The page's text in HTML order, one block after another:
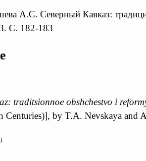
А.С. Северный Кавказ:
С. 182-183
traditsionnoe obshchestvo i
by T.A. Nevskaya and